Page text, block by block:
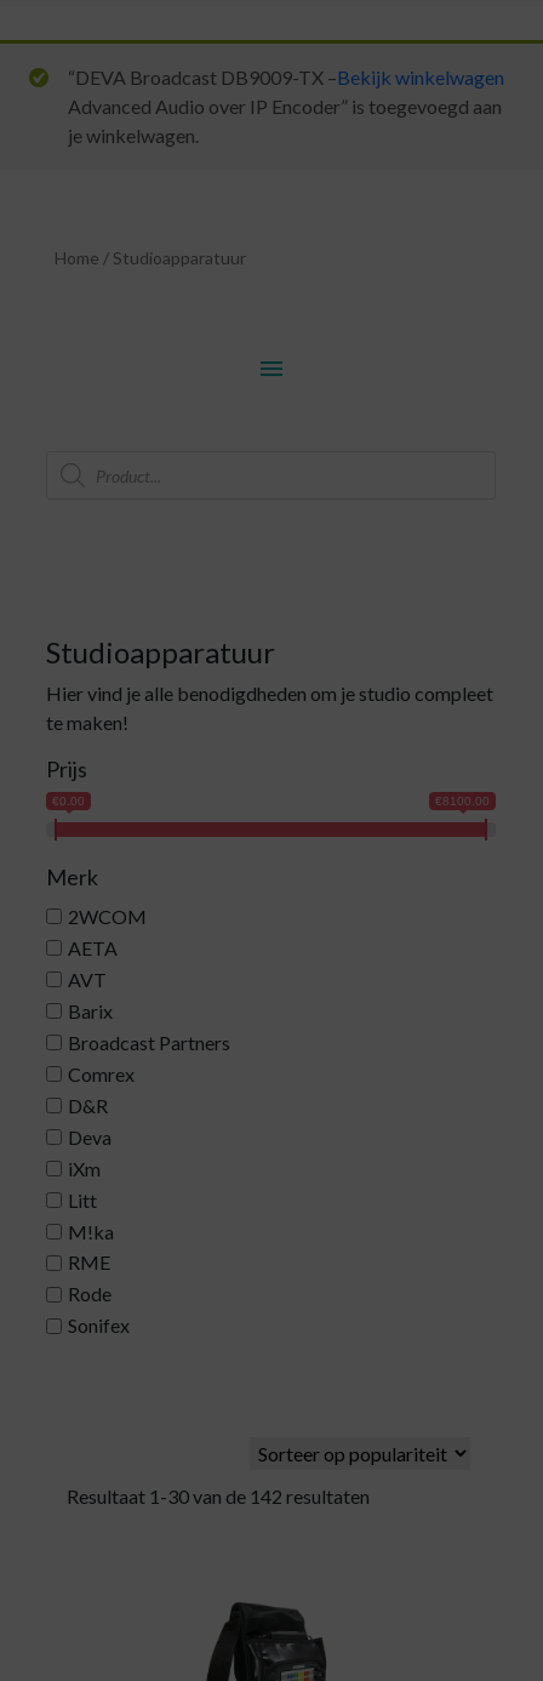
Bekijk winkelwagen
“DEVA Broadcast DB9009-TX –
Advanced Audio over IP Encoder” is toegevoegd aan
je winkelwagen.
Home / Studioapparatuur
menu
Producten
zoeken
Studioapparatuur
Hier vind je alle benodigdheden om je studio compleet
te maken!
Prijs
€0.00 €8100.00
Merk
2WCOM
AETA
AVT
Barix
Broadcast Partners
Comrex
D&R
Deva
iXm
Litt
M!ka
RME
Rode
Sonifex
Resultaat 1-30 van de 142 resultaten